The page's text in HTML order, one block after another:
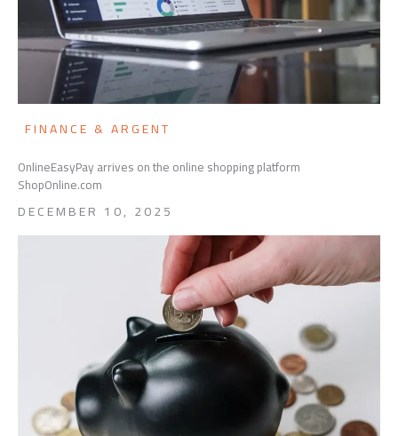
FINANCE & ARGENT
OnlineEasyPay arrives on the online shopping platform
ShopOnline.com
DECEMBER 10, 2025